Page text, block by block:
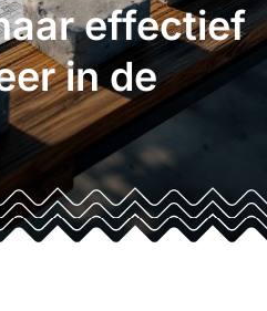
effectief
in de